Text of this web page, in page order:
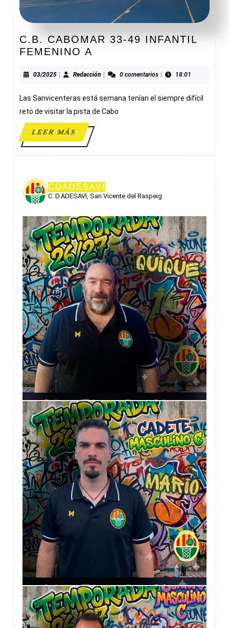
C.B. CABOMAR 33-49 INFANTIL
FEMENINO A
33-
INFANTIL
FEMENINO
A
03/202503/2025
| Redacción Redacción
| 0 comentarios | 18:01
Las Sanvicenteras está semana tenían el siempre difícil
reto de visitar la pista de Cabo
LEER MÁSLEER
MÁS
CDADESAVI
C. D.ADESAVI, San Vicente del Raspeig